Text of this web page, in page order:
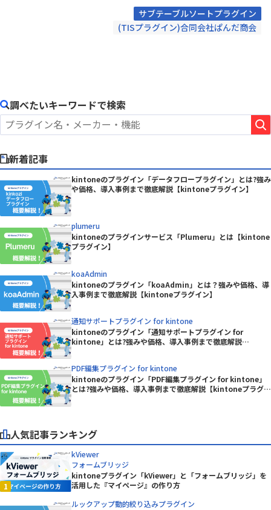
サブテーブルソートプラグイン
(TISプラグイン)合同会社ぱんだ商会
調べたいキーワードで検索
新着記事
kintoneのプラグイン「データフロープラグイン」とは?強み
や価格、導入事例まで徹底解説【kintoneプラグイン】
plumeru
kintoneのプラグインサービス「Plumeru」とは【kintone
プラグイン】
koaAdmin
kintoneのプラグイン「koaAdmin」とは？強みや価格、導
入事例まで徹底解説【kintoneプラグイン】
通知サポートプラグイン for kintone
kintoneのプラグイン「通知サポートプラグイン for
kintone」とは?強みや価格、導入事例まで徹底解説
PDF編集プラグイン for kintone
kintoneのプラグイン「PDF編集プラグイン for kintone」
とは?強みや価格、導入事例まで徹底解説【kintoneプラグイ
人気記事ランキング
kViewer
フォームブリッジ
kintoneプラグイン「kViewer」と「フォームブリッジ」を
活用した『マイページ』の作り方
ルックアップ動的絞り込みプラグイン